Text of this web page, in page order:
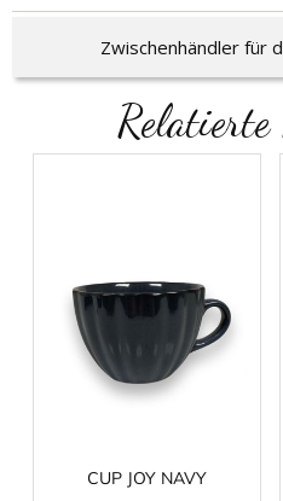
Zwischenhändler für
CUP JOY NAVY